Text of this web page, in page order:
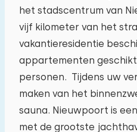
het stadscentrum van
vijf kilometer van het
vakantieresidentie
appartementen
personen. Tijdens uw
maken van het
sauna. Nieuwpoort is
met de grootste
03 04 05
10 11 12
17 18 19
24 25 26 27